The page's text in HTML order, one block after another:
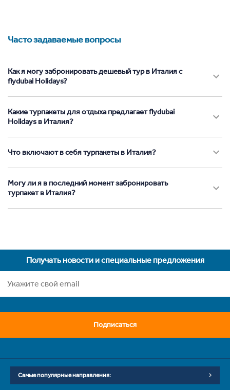
Часто задаваемые вопросы
Как я могу забронировать дешевый тур в Италия с
flydubai Holidays?
Какие турпакеты для отдыха предлагает flydubai
Holidays в Италия?
Что включают в себя турпакеты в Италия?
Могу ли я в последний момент забронировать
турпакет в Италия?
Получать новости и специальные предложения
Подписаться
Самые популярные направления: